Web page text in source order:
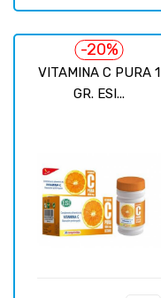
VITAMINA C PURA 1
GR. ESI...
-20%